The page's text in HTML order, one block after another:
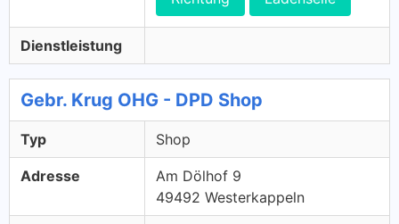
Dienstleistung
Gebr. Krug OHG - DPD Shop
Typ Shop
Adresse
Am Dölhof 9
49492 Westerkappeln